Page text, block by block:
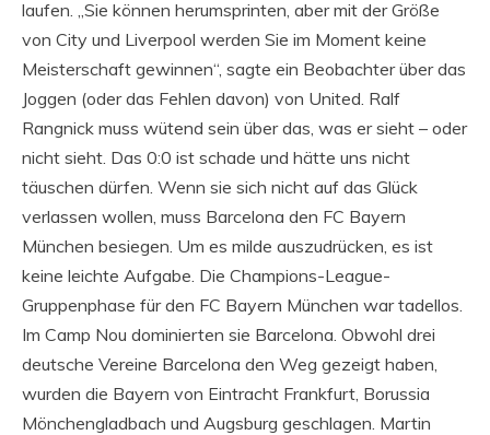
laufen. „Sie können herumsprinten, aber mit der Größe
von City und Liverpool werden Sie im Moment keine
Meisterschaft gewinnen“, sagte ein Beobachter über das
Joggen (oder das Fehlen davon) von United. Ralf
Rangnick muss wütend sein über das, was er sieht – oder
nicht sieht. Das 0:0 ist schade und hätte uns nicht
täuschen dürfen. Wenn sie sich nicht auf das Glück
verlassen wollen, muss Barcelona den FC Bayern
München besiegen. Um es milde auszudrücken, es ist
keine leichte Aufgabe. Die Champions-League-
Gruppenphase für den FC Bayern München war tadellos.
Im Camp Nou dominierten sie Barcelona. Obwohl drei
deutsche Vereine Barcelona den Weg gezeigt haben,
wurden die Bayern von Eintracht Frankfurt, Borussia
Mönchengladbach und Augsburg geschlagen. Martin